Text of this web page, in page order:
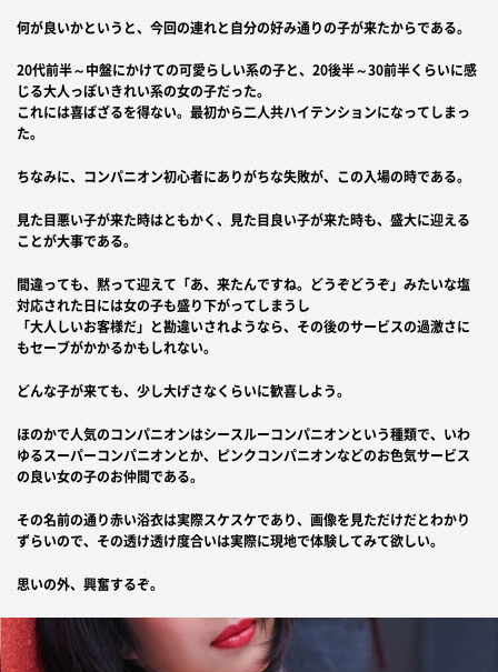
何が良いかというと、今回の連れと自分の好み通りの子が来たからである。
20代前半～中盤にかけての可愛らしい系の子と、20後半～30前半くらいに感
じる大人っぽいきれい系の女の子だった。
これには喜ばざるを得ない。最初から二人共ハイテンションになってしまっ
た。
ちなみに、コンパニオン初心者にありがちな失敗が、この入場の時である。
見た目悪い子が来た時はともかく、見た目良い子が来た時も、盛大に迎える
ことが大事である。
間違っても、黙って迎えて「あ、来たんですね。どうぞどうぞ」みたいな塩
対応された日には女の子も盛り下がってしまうし
「大人しいお客様だ」と勘違いされようなら、その後のサービスの過激さに
もセーブがかかるかもしれない。
どんな子が来ても、少し大げさなくらいに歓喜しよう。
ほのかで人気のコンパニオンはシースルーコンパニオンという種類で、いわ
ゆるスーパーコンパニオンとか、ピンクコンパニオンなどのお色気サービス
の良い女の子のお仲間である。
その名前の通り赤い浴衣は実際スケスケであり、画像を見ただけだとわかり
ずらいので、その透け透け度合いは実際に現地で体験してみて欲しい。
思いの外、興奮するぞ。